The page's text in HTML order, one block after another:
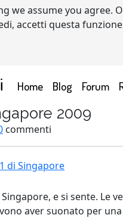
we assume you agree.
accetti questa
Home(current)
Blog Forum
2009
commenti
e si sente.
aver suonato per